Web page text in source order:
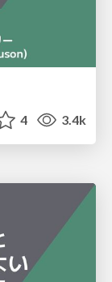
4 3.4k